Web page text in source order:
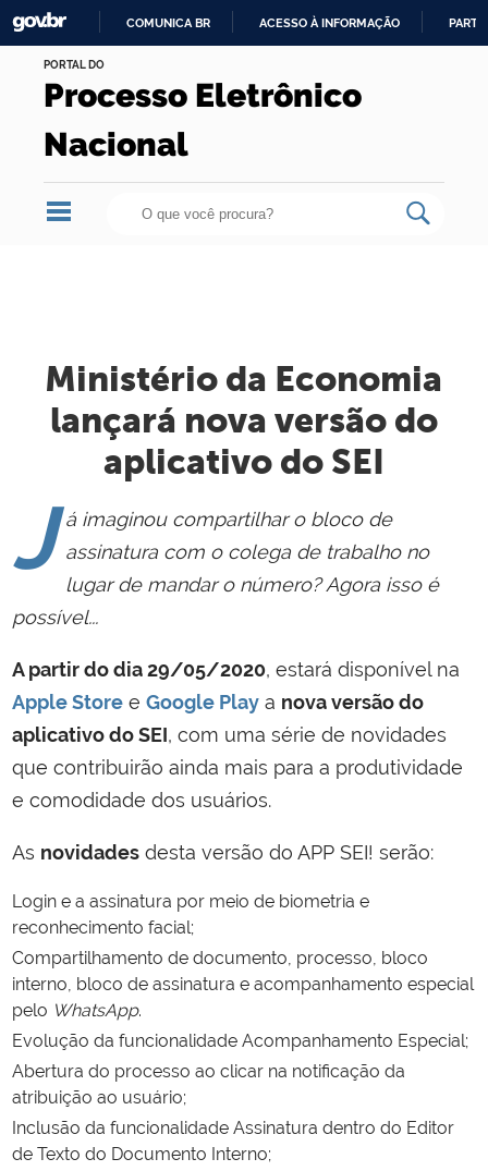
PARA
O
COMUNICA BR ACESSO À INFORMAÇÃO
Processo Eletrônico
Nacional
PORTAL DO
Ministério da Economia
lançará nova versão do
aplicativo do SEI
J á imaginou compartilhar o bloco de
assinatura com o colega de trabalho no
lugar de mandar o número? Agora isso é
possível...
A partir do dia 29/05/2020, estará disponível na
Apple Storee Google Playa nova versão do
aplicativo do SEI, com uma série de novidades
que contribuirão ainda mais para a produtividade
e comodidade dos usuários.
As novidadesdesta versão do APP SEI! serão:
Login e a assinatura por meio de biometria e
reconhecimento facial;
Compartilhamento de documento, processo, bloco
interno, bloco de assinatura e acompanhamento especial
pelo WhatsApp.
Evolução da funcionalidade Acompanhamento Especial;
Abertura do processo ao clicar na notificação da
atribuição ao usuário;
Inclusão da funcionalidade Assinatura dentro do Editor
de Texto do Documento Interno;